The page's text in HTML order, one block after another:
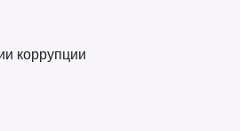
коррупции